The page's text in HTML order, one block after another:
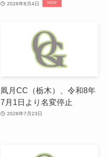
2026年8月4日
凮月CC（栃木）、令和8年
7月1日より名変停止
2026年7月23日